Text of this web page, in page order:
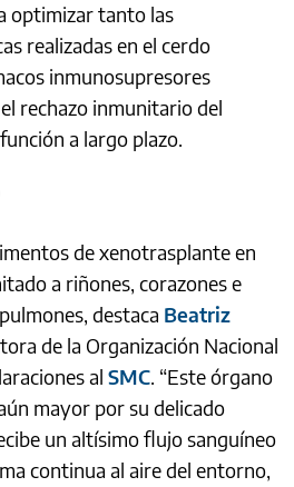
optimizar tanto las
realizadas en el cerdo
inmunosupresores
rechazo inmunitario del
a largo plazo.
de xenotrasplante en
a riñones, corazones e
destaca Beatriz
de la Organización Nacional
al SMC. “Este órgano
mayor por su delicado
un altísimo flujo sanguíneo
continua al aire del entorno,